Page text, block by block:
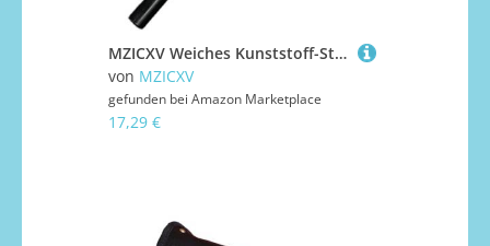
MZICXV Weiches Kunststoff-Streitkolben-Spielzeug for, 45 cm, Rollenspielwaffe mit Stachelkeule for Jungen, sicheres Cosplay-Requisit aus Schaumstoff for Kostümpartys, Halloween und Aufführungen.
von MZICXV
gefunden bei Amazon Marketplace
17,29 €